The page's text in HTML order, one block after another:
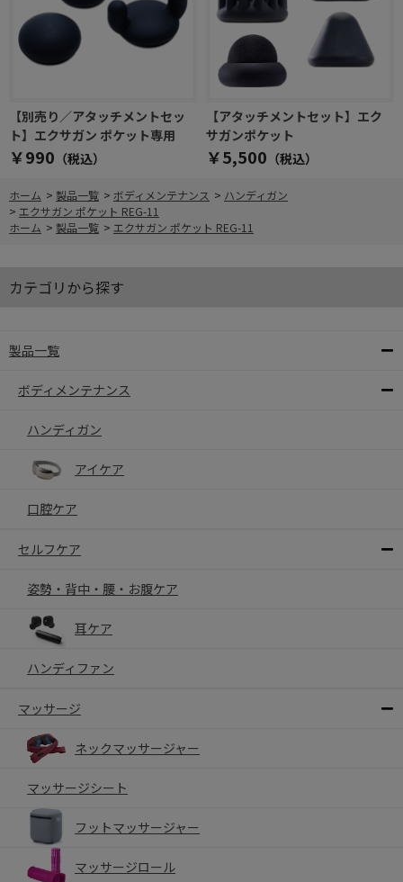
【別売り／アタッチメントセッ
ト】エクサガン ポケット専用
￥990 （税込）
【アタッチメントセット】エク
サガンポケット
￥5,500 （税込）
ホーム > 製品一覧 > ボディメンテナンス > ハンディガン
> エクサガン ポケット REG-11
ホーム > 製品一覧 > エクサガン ポケット REG-11
カテゴリから探す
製品一覧
ボディメンテナンス
ハンディガン
アイケア
口腔ケア
セルフケア
姿勢・背中・腰・お腹ケア
耳ケア
ハンディファン
マッサージ
ネックマッサージャー
マッサージシート
フットマッサージャー
マッサージロール